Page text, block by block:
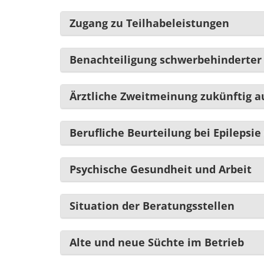
Zugang zu Teilhabeleistungen
Benachteiligung schwerbehinderter
Ärztliche Zweitmeinung zukünftig
Berufliche Beurteilung bei Epilepsie
Psychische Gesundheit und Arbeit
Situation der Beratungsstellen
Alte und neue Süchte im Betrieb